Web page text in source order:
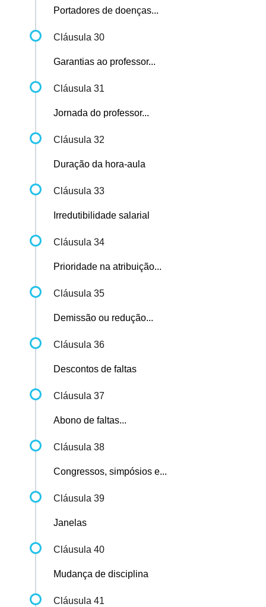
Portadores de doenças...
Cláusula 30
Garantias ao professor...
Cláusula 31
Jornada do professor...
Cláusula 32
Duração da hora-aula
Cláusula 33
Irredutibilidade salarial
Cláusula 34
Prioridade na atribuição...
Cláusula 35
Demissão ou redução...
Cláusula 36
Descontos de faltas
Cláusula 37
Abono de faltas...
Cláusula 38
Congressos, simpósios e...
Cláusula 39
Janelas
Cláusula 40
Mudança de disciplina
Cláusula 41